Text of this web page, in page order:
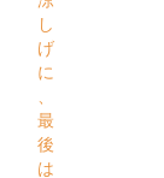
し
げ
に
、
最
後
は